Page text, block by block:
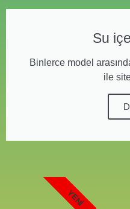
Su
Binlerce model
ile
YENI